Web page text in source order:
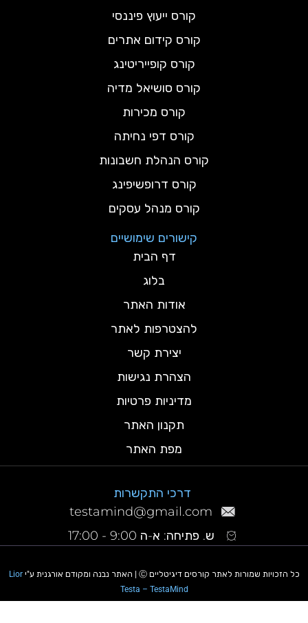
קורס ייעוץ פיננסי
קורס קידום אתרים
קורס קופייריטינג
קורס סושיאל מדיה
קורס מכירות
קורס דפי נחיתה
קורס הנהלת חשבונות
קורס דרופשיפינג
קורס מנהל עסקים
קישורים שימושיים
דף הבית
בלוג
אודות האתר
להצטרפות לאתר
יצירת קשר
הצהרת נגישות
מדיניות פרטיות
תקנון האתר
מפת האתר
דרכי התקשרות
testamind@gmail.com
ש. פתיחה: א-ה 9:00 - 17:00
כל הזכויות שמורות לאתר קורסים דיגיטליים Ⓒ | האתר נבנה ומקודם אורגנית ע"י
Lior
Testa – TestaMind